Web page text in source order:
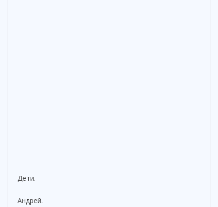
Дети.
Андрей.